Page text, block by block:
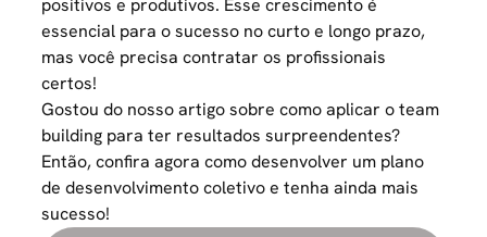
positivos e produtivos. Esse crescimento é
essencial para o sucesso no curto e longo prazo,
mas você precisa contratar os profissionais
certos!
Gostou do nosso artigo sobre como aplicar o team
building para ter resultados surpreendentes?
Então, confira agora como desenvolver um plano
de desenvolvimento coletivoe tenha ainda mais
sucesso!